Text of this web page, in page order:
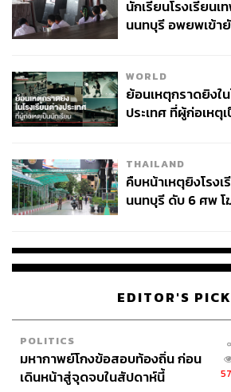
ถึงแม้ในส่วนเนื้อเรื่อง เหตุการณ์ในภาร
(Zack Fair),คลาวด์ (Cloud) และคณะจะ
ต้นฉบับเดิมทุกประการ แต่ทางทีมผู้พัฒนา
ความต่อเนื่องมากขึ้น, พัฒนาโมเดลสาม
ฉากให้มีความคมชัดทั้งหมด รวมถึงเรียบ
หลักใหม่ เพื่อเพิ่มอรรถรสให้กับตัวเกม
Crisis Core: Final Fantasy VII ไว้ดังเดิม
Crisis Core – Final Fantasy VII –
ในวันที่ 13 ธันวาคม 2022 บน
นักเรียนโรงเรียน
นนทบุรี อพยพเข้
WORLD
ย้อนเหตุกราดยิงใ
ประเทศ ที่ผู้ก่อเหตุ
THAILAND
คืบหน้าเหตุยิงโรง
นนทบุรี ดับ 6 ศพ โ
EDITOR'S
POLITICS
มหากาพย์โกงข้อสอบท้องถิ่น ก่อน
เดินหน้าสู่จุดจบในสัปดาห์นี้